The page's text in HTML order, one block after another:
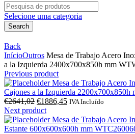
Search
for:
Selecione uma categoria
Search
Back
InícioOutros Mesa de Trabajo Acero
a la Izquierda 2400x700x850h mm
Previous product
Mesa de Trabajo Acero
Cajones a la Izquierda
€2641,02 O
preço
original
era:
€1886,45O
atual
é:
IVA Incluído
Next product
Mesa de Trabajo Acero
Estante 600x600x600h mm